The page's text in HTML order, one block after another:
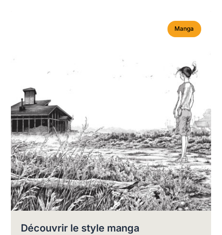
Manga
Découvrir le style manga